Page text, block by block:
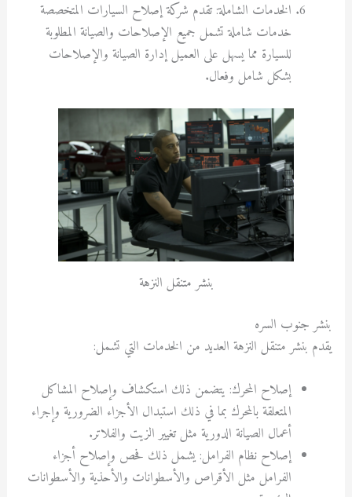
الخدمات الشاملة: تقدم شركة إصلاح السيارات المتخصصة
خدمات شاملة تشمل جميع الإصلاحات والصيانة المطلوبة
للسيارة مما يسهل على العميل إدارة الصيانة والإصلاحات
بشكل شامل وفعال.
بنشر متنقل النزهة
بنشر جنوب السره
يقدم بنشر متنقل النزهة العديد من الخدمات التي تشمل:
إصلاح المحرك: يتضمن ذلك استكشاف وإصلاح المشاكل
المتعلقة بالمحرك بما في ذلك استبدال الأجزاء الضرورية وإجراء
أعمال الصيانة الدورية مثل تغيير الزيت والفلاتر.
إصلاح نظام الفرامل: يشمل ذلك فحص وإصلاح أجزاء
الفرامل مثل الأقراص والأسطوانات والأحذية والأسطوانات